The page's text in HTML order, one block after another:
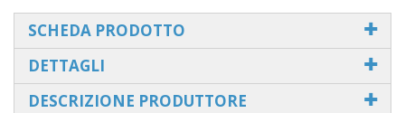
SCHEDA PRODOTTO
DETTAGLI
DESCRIZIONE PRODUTTORE